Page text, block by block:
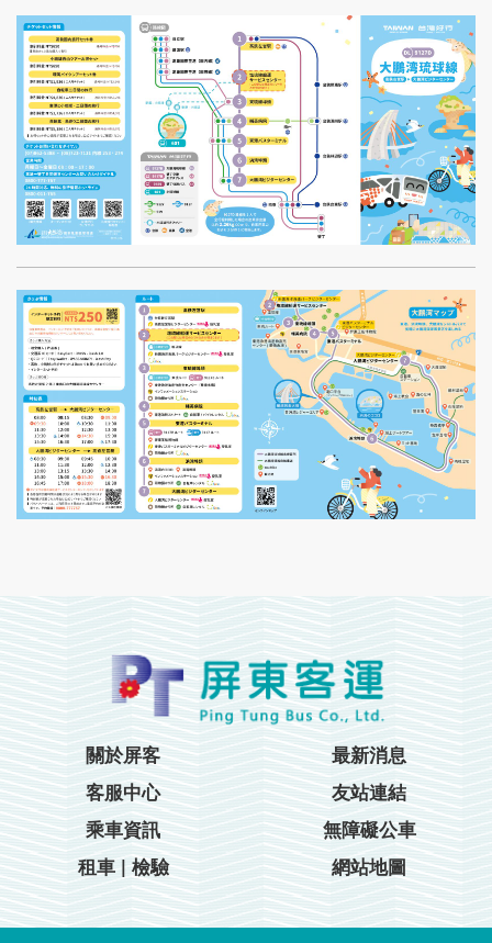
關於屏客
最新消息
客服中心
友站連結
乘車資訊
無障礙公車
租車 | 檢驗
網站地圖